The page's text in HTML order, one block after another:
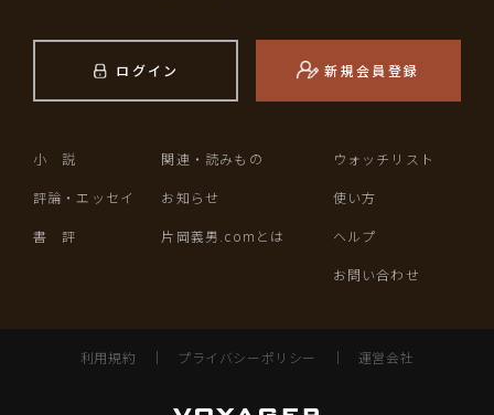
ログイン 新規会員登録
小 説
評論・エッセイ
書 評
関連・読みもの
お知らせ
片岡義男.comとは
ウォッチリスト
使い方
ヘルプ
お問い合わせ
利用規約 ｜ プライバシーポリシー ｜ 運営会社